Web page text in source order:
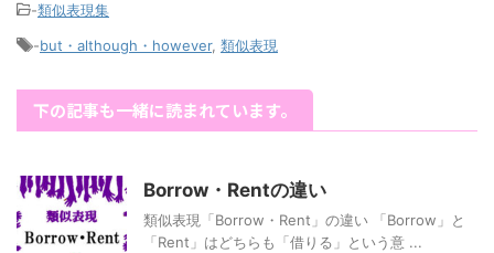
-類似表現集
-but・although・however, 類似表現
下の記事も一緒に読まれています。
Borrow・Rentの違い
類似表現「Borrow・Rent」の違い 「Borrow」と
「Rent」はどちらも「借りる」という意 ...